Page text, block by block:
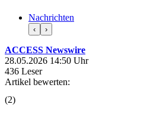
Nachrichten
‹ ›
ACCESS Newswire
28.05.2026 14:50 Uhr
436 Leser
Artikel bewerten:
(2)